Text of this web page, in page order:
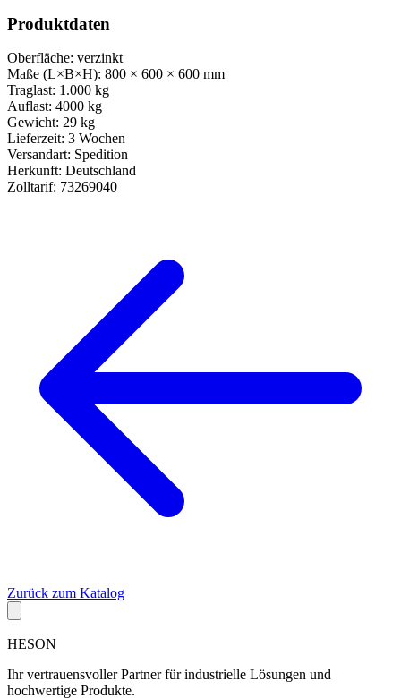
Produktdaten
Oberfläche: verzinkt
Maße (L×B×H): 800 × 600 × 600 mm
Traglast: 1.000 kg
Auflast: 4000 kg
Gewicht: 29 kg
Lieferzeit: 3 Wochen
Versandart: Spedition
Herkunft: Deutschland
Zolltarif: 73269040
Zurück zum Katalog
HESON
Ihr vertrauensvoller Partner für industrielle Lösungen und
hochwertige Produkte.